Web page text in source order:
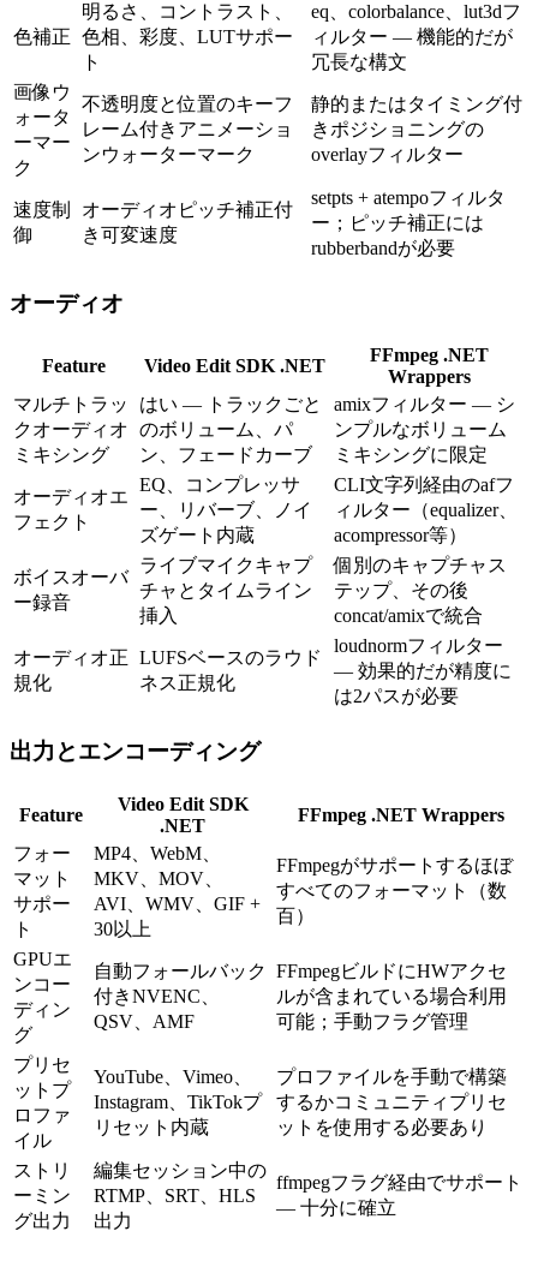
色補正
明るさ、コントラスト、
色相、彩度、LUTサポー
ト
eq、colorbalance、lut3dフ
ィルター — 機能的だが
冗長な構文
画像ウ
ォータ
ーマー
ク
不透明度と位置のキーフ
レーム付きアニメーショ
ンウォーターマーク
静的またはタイミング付
きポジショニングの
overlayフィルター
速度制
御
オーディオピッチ補正付
き可変速度
setpts + atempoフィルタ
ー；ピッチ補正には
rubberbandが必要
オーディオ
Feature Video Edit SDK .NET
FFmpeg .NET
Wrappers
マルチトラッ
クオーディオ
ミキシング
はい — トラックごと
のボリューム、パ
ン、フェードカーブ
amixフィルター — シ
ンプルなボリューム
ミキシングに限定
オーディオエ
フェクト
EQ、コンプレッサ
ー、リバーブ、ノイ
ズゲート内蔵
CLI文字列経由のafフ
ィルター（equalizer、
acompressor等）
ボイスオーバ
ー録音
ライブマイクキャプ
チャとタイムライン
挿入
個別のキャプチャス
テップ、その後
concat/amixで統合
オーディオ正
規化
LUFSベースのラウド
ネス正規化
loudnormフィルター
— 効果的だが精度に
は2パスが必要
出力とエンコーディング
Feature
Video Edit SDK
.NET
FFmpeg .NET Wrappers
フォー
マット
サポー
ト
MP4、WebM、
MKV、MOV、
AVI、WMV、GIF +
30以上
FFmpegがサポートするほぼ
すべてのフォーマット（数
百）
GPUエ
ンコー
ディン
グ
自動フォールバック
付きNVENC、
QSV、AMF
FFmpegビルドにHWアクセ
ルが含まれている場合利用
可能；手動フラグ管理
プリセ
ットプ
ロファ
イル
YouTube、Vimeo、
Instagram、TikTokプ
リセット内蔵
プロファイルを手動で構築
するかコミュニティプリセ
ットを使用する必要あり
ストリ
ーミン
グ出力
編集セッション中の
RTMP、SRT、HLS
出力
ffmpegフラグ経由でサポート
— 十分に確立